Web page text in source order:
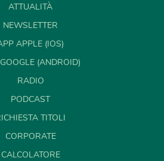
ATTUALITÀ
NEWSLETTER
APPLE (IOS)
(ANDROID)
RADIO
PODCAST
TITOLI
CORPORATE
CALCOLATORE